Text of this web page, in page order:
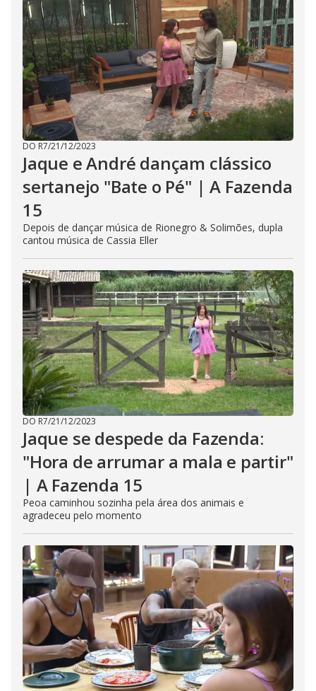
DO R7/21/12/2023
Jaque e André dançam clássico
sertanejo "Bate o Pé" | A Fazenda
15
Depois de dançar música de Rionegro & Solimões, dupla
cantou música de Cassia Eller
DO R7/21/12/2023
Jaque se despede da Fazenda:
"Hora de arrumar a mala e partir"
| A Fazenda 15
Peoa caminhou sozinha pela área dos animais e
agradeceu pelo momento